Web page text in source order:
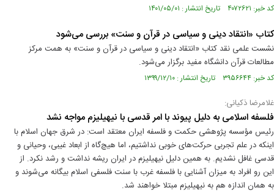
کد خبر: ۴۰۷۲۶۲۱ تاریخ انتشار : ۱۴۰۱/۰۵/۰۱
کتاب «انتقاد دینی و سیاسی در قرآن و سنت» بررسی می‌شود
نشست علمی نقد کتاب «انتقاد دینی و سیاسی در قرآن و سنت» به همت مرکز
مطالعات قرآن دانشگاه مفید برگزار می‌شود.
کد خبر: ۳۹۵۶۶۴۴ تاریخ انتشار : ۱۳۹۹/۱۲/۱۰
غلامرضا ذکیانی:
فلسفه اسلامی به دلیل پیوند با امر قدسی با نیهیلیزم مواجه نشد
رئیس مؤسسه پژوهشی حکمت و فلسفه ایران معتقد است: در شرق جهان اسلام با
اینکه در علم تجربی حرکت‌های خوبی نداشتیم، اما هیچ‌گاه از ابعاد غیبی، وحیانی و
قدسی غافل نشدیم. به همین دلیل نیهیلیزم در ایران ریشه‌ نداشت و رشد نکرد. از
این رو افراد به میزان آشنایی با فلسفه غرب با سنت فلسفی اسلام بیگانه می‌شوند و
به همان اندازه هم به نیهیلیزم مبتلا خواهند شد.